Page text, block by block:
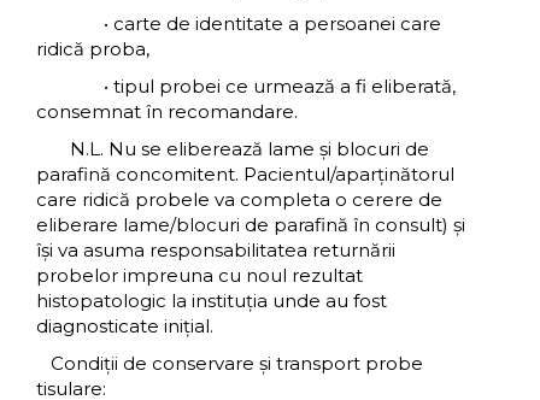
• carte de identitate a persoanei care
ridică proba,
• tipul probei ce urmează a fi eliberată,
consemnat în recomandare.
N.L. Nu se eliberează lame şi blocuri de
parafină concomitent. Pacientul/aparţinătorul
care ridică probele va completa o cerere de
eliberare lame/blocuri de parafină în consult) şi
îşi va asuma responsabilitatea returnării
probelor impreuna cu noul rezultat
histopatologic la instituţia unde au fost
diagnosticate iniţial.
Condiţii de conservare și transport probe
tisulare: